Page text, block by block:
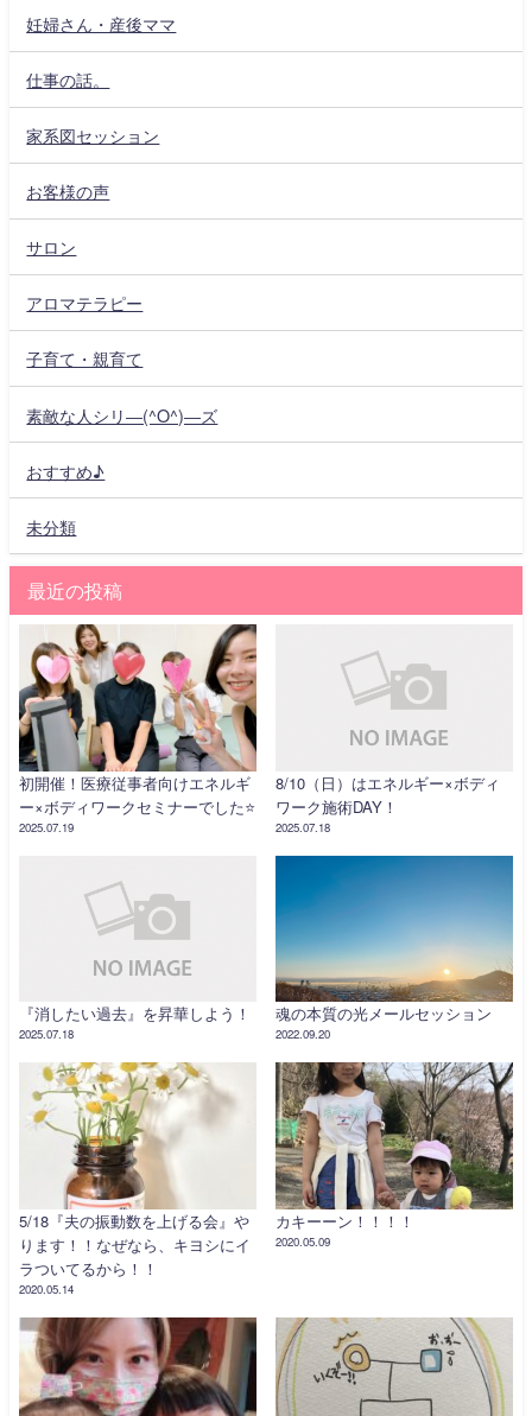
妊婦さん・産後ママ
仕事の話。
家系図セッション
お客様の声
サロン
アロマテラピー
子育て・親育て
素敵な人シリ―(^O^)―ズ
おすすめ♪
未分類
最近の投稿
初開催！医療従事者向けエネルギ
ー×ボディワークセミナーでした⭐️
2025.07.19
8/10（日）はエネルギー×ボディ
ワーク施術DAY！
2025.07.18
『消したい過去』を昇華しよう！
2025.07.18
魂の本質の光メールセッション
2022.09.20
5/18『夫の振動数を上げる会』や
ります！！なぜなら、キヨシにイ
ラついてるから！！
2020.05.14
カキーーン！！！！
2020.05.09